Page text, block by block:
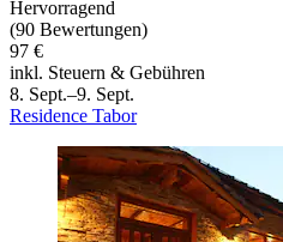
Hervorragend
(90 Bewertungen)
97 €
inkl. Steuern & Gebühren
8. Sept.–9. Sept.
Residence Tabor